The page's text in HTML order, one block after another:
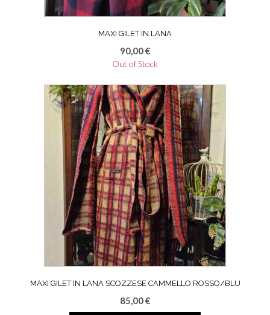
MAXI GILET IN LANA
90,00€
Out of Stock
MAXI GILET IN LANA SCOZZESE CAMMELLO ROSSO/BLU
85,00€